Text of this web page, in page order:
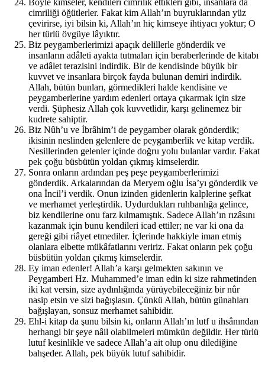
Böyle kimseler, kendileri cimrilik ettikleri gibi, insanlara da
cimriliği öğütlerler. Fakat kim Allah’ın buyruklarından yüz
çevirirse, iyi bilsin ki, Allah’ın hiç kimseye ihtiyacı yoktur; O
her türlü övgüye lâyıktır.
Biz peygamberlerimizi apaçık delillerle gönderdik ve
insanların adâleti ayakta tutmaları için beraberlerinde de kitabı
ve adâlet terazisini indirdik. Bir de kendisinde büyük bir
kuvvet ve insanlara birçok fayda bulunan demiri indirdik.
Allah, bütün bunları, görmedikleri halde kendisine ve
peygamberlerine yardım edenleri ortaya çıkarmak için size
verdi. Şüphesiz Allah çok kuvvetlidir, karşı gelinemez bir
kudrete sahiptir.
Biz Nûh’u ve İbrâhim’i de peygamber olarak gönderdik;
ikisinin neslinden gelenlere de peygamberlik ve kitap verdik.
Nesillerinden gelenler içinde doğru yolu bulanlar vardır. Fakat
pek çoğu büsbütün yoldan çıkmış kimselerdir.
Sonra onların ardından peş peşe peygamberlerimizi
gönderdik. Arkalarından da Meryem oğlu İsa’yı gönderdik ve
ona İncil’i verdik. Onun izinden gidenlerin kalplerine şefkat
ve merhamet yerleştirdik. Uydurdukları ruhbanlığa gelince,
biz kendilerine onu farz kılmamıştık. Sadece Allah’ın rızâsını
kazanmak için bunu kendileri icad ettiler; ne var ki ona da
gereği gibi riâyet etmediler. İçlerinde hakkiyle iman etmiş
olanlara elbette mükâfatlarını veririz. Fakat onların pek çoğu
büsbütün yoldan çıkmış kimselerdir.
Ey iman edenler! Allah’a karşı gelmekten sakının ve
Peygamberi Hz. Muhammed’e iman edin ki size rahmetinden
iki kat versin, size aydınlığında yürüyebileceğiniz bir nûr
nasip etsin ve sizi bağışlasın. Çünkü Allah, bütün günahları
bağışlayan, sonsuz merhamet sahibidir.
Ehl-i kitap da şunu bilsin ki, onların Allah’ın lutf u ihsânından
herhangi bir şeye nâil olabilmeleri mümkün değildir. Her türlü
lutuf kesinlikle ve sadece Allah’a ait olup onu dilediğine
bahşeder. Allah, pek büyük lutuf sahibidir.